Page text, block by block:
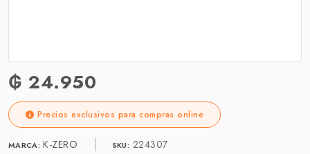
₲ 24.950
Precios exclusivos para compras online
MARCA: K-ZERO SKU: 224307